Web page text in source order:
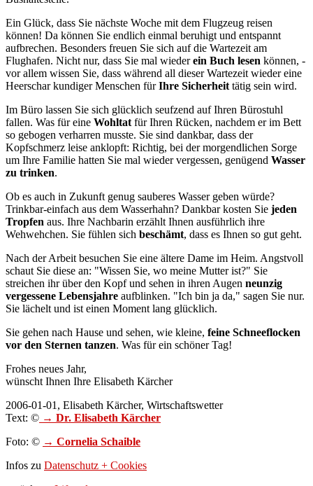
Ein Glück, dass Sie nächste Woche mit dem Flugzeug reisen
können! Da können Sie endlich einmal beruhigt und entspannt
aufbrechen. Besonders freuen Sie sich auf die Wartezeit am
Flughafen. Nicht nur, dass Sie mal wiederein Buch lesen können, -
vor allem wissen Sie, dass während all dieser Wartezeit wieder eine
Heerschar kundiger Menschen fürIhre Sicherheit tätig sein wird.
Im Büro lassen Sie sich glücklich seufzend auf Ihren Bürostuhl
fallen. Was für eine Wohltat für Ihren Rücken, nachdem er im Bett
so gebogen verharren musste. Sie sind dankbar, dass der
Kopfschmerz leise anklopft: Richtig, bei der morgendlichen Sorge
um Ihre Familie hatten Sie mal wieder vergessen, genügend Wasser
zu trinken.
Ob es auch in Zukunft genug sauberes Wasser geben würde?
Trinkbar-einfach aus dem Wasserhahn? Dankbar kosten Sie jeden
Tropfen aus. Ihre Nachbarin erzählt Ihnen ausführlich ihre
Wehwehchen. Sie fühlen sich beschämt, dass es Ihnen so gut geht.
Nach der Arbeit besuchen Sie eine ältere Dame im Heim. Angstvoll
schaut Sie diese an: "Wissen Sie, wo meine Mutter ist?" Sie
streichen ihr über den Kopf und sehen in ihren Augen neunzig
vergessene Lebensjahre aufblinken. "Ich bin ja da," sagen Sie nur.
Sie lächelt und ist einen Moment lang glücklich.
Sie gehen nach Hause und sehen, wie kleine, feine Schneeflocken
vor den Sternen tanzen. Was für ein schöner Tag!
Frohes neues Jahr,
wünscht Ihnen Ihre Elisabeth Kärcher
2006-01-01, Elisabeth Kärcher, Wirtschaftswetter
Text: © → Dr. Elisabeth Kärcher
Foto: © → Cornelia Schaible
Infos zu Datenschutz + Cookies